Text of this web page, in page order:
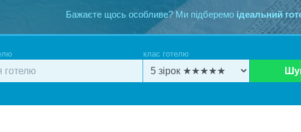
Бажаєте щось особливе? Ми підберемо ідеальний
клас готелю